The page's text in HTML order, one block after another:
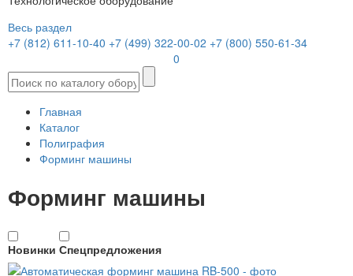
Весь раздел
+7 (812) 611-10-40 +7 (499) 322-00-02 +7 (800) 550-61-34
0
Главная
Каталог
Полиграфия
Форминг машины
Форминг машины
Новинки Спецпредложения